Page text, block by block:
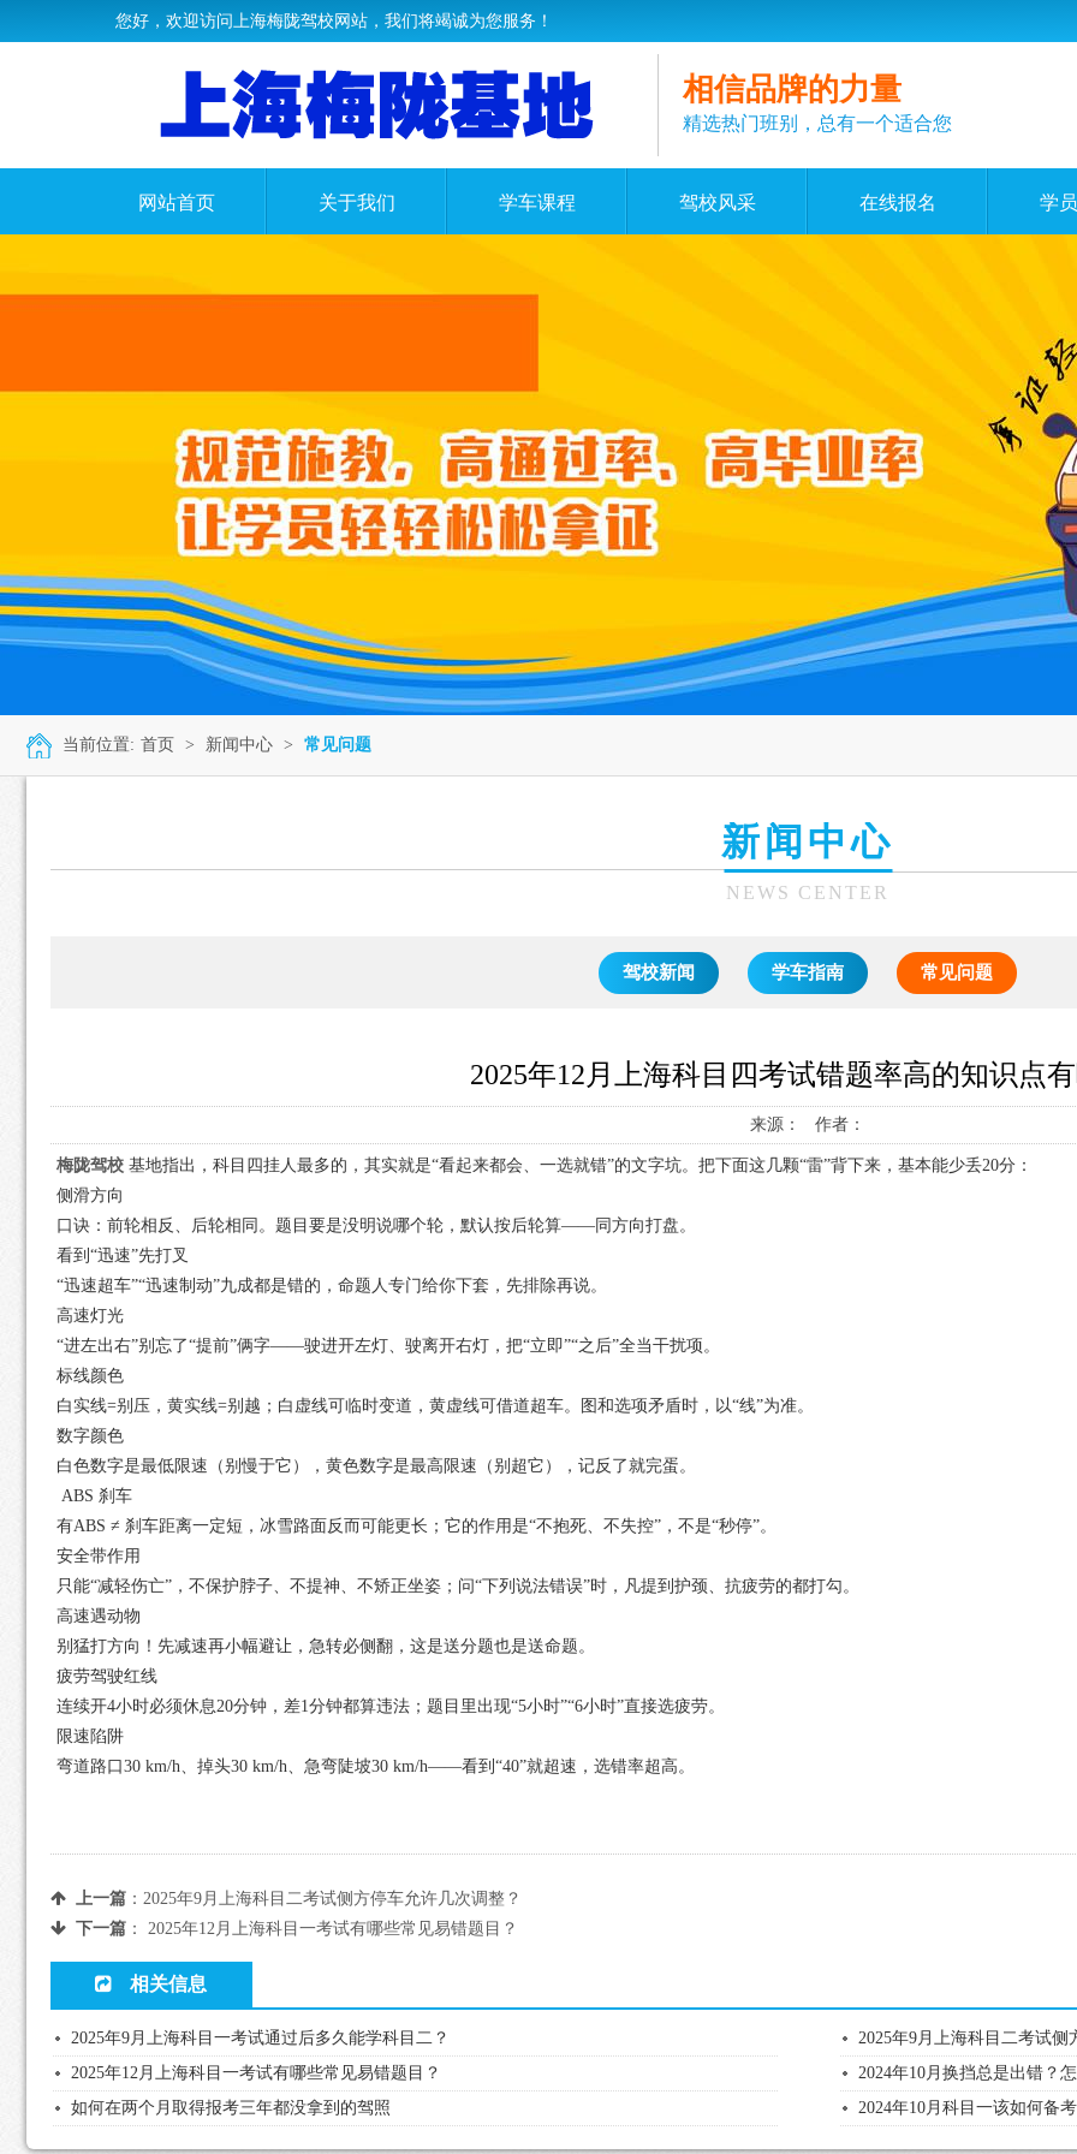
您好，欢迎访问上海梅陇驾校网站，我们将竭诚为您服务！
相信品牌的力量
精选热门班别，总有一个适合您
网站首页 关于我们 学车课程 驾校风采 在线报名 学
当前位置: 首页 > 新闻中心 > 常见问题
新闻中心
NEWS CENTER
驾校新闻 学车指南 常见问题
2025年12月上海科目四考试错题率高的知识点
来源： 作者：
梅陇驾校基地指出，科目四挂人最多的，其实就是“看起来都会、一选就错”的文字坑。把下面这几颗“雷”背下来，基本能少丢20分：
侧滑方向
口诀：前轮相反、后轮相同。题目要是没明说哪个轮，默认按后轮算——同方向打盘。
看到“迅速”先打叉
“迅速超车”“迅速制动”九成都是错的，命题人专门给你下套，先排除再说。
高速灯光
“进左出右”别忘了“提前”俩字——驶进开左灯、驶离开右灯，把“立即”“之后”全当干扰项。
标线颜色
白实线=别压，黄实线=别越；白虚线可临时变道，黄虚线可借道超车。图和选项矛盾时，以“线”为准。
数字颜色
白色数字是最低限速（别慢于它），黄色数字是最高限速（别超它），记反了就完蛋。
ABS 刹车
有ABS ≠ 刹车距离一定短，冰雪路面反而可能更长；它的作用是“不抱死、不失控”，不是“秒停”。
安全带作用
只能“减轻伤亡”，不保护脖子、不提神、不矫正坐姿；问“下列说法错误”时，凡提到护颈、抗疲劳的都打勾。
高速遇动物
别猛打方向！先减速再小幅避让，急转必侧翻，这是送分题也是送命题。
疲劳驾驶红线
连续开4小时必须休息20分钟，差1分钟都算违法；题目里出现“5小时”“6小时”直接选疲劳。
限速陷阱
弯道路口30 km/h、掉头30 km/h、急弯陡坡30 km/h——看到“40”就超速，选错率超高。
上一篇： 2025年9月上海科目二考试侧方停车允许几次调整？
下一篇： 2025年12月上海科目一考试有哪些常见易错题目？
相关信息
2025年9月上海科目一考试通过后多久能学科目二？
2025年9月上海科目二考试
2025年12月上海科目一考试有哪些常见易错题目？
2024年10月换挡总是出错？
如何在两个月取得报考三年都没拿到的驾照
2024年10月科目一该如何备